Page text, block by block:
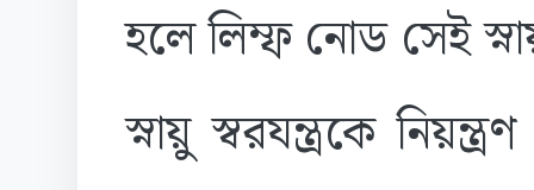
হলে লিম্ফ নোড সেই
স্নায়ু স্বরযন্ত্রকে